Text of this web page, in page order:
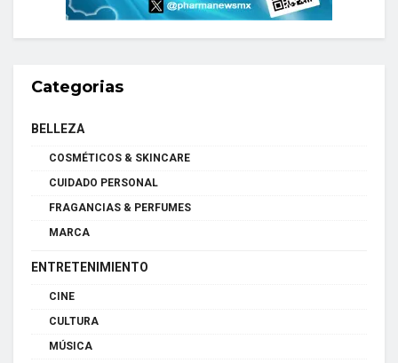
Categorias
BELLEZA
COSMÉTICOS & SKINCARE
CUIDADO PERSONAL
FRAGANCIAS & PERFUMES
MARCA
ENTRETENIMIENTO
CINE
CULTURA
MÚSICA